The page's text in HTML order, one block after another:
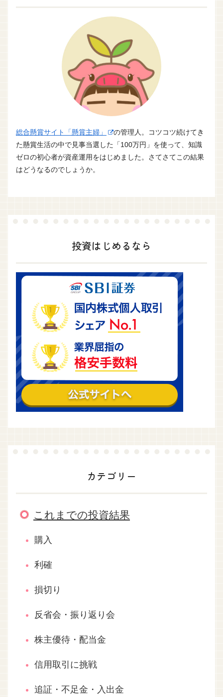
総合懸賞サイト「懸賞主婦」
の管理人。コツコツ続けてき
た懸賞生活の中で見事当選した「100万円」を使って、知識
ゼロの初心者が資産運用をはじめました。さてさてこの結果
はどうなるのでしょうか。
投資はじめるなら
カテゴリー
これまでの投資結果
購入
利確
損切り
反省会・振り返り会
株主優待・配当金
信用取引に挑戦
追証・不足金・入出金